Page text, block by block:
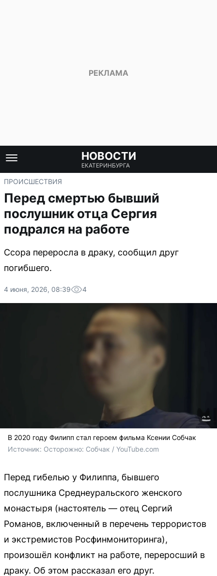
НОВОСТИ
ЕКАТЕРИНБУРГА
ПРОИСШЕСТВИЯ
Перед смертью бывший
послушник отца Сергия
подрался на работе
Ссора переросла в драку, сообщил друг
погибшего.
4 июня, 2026, 08:39 4
В 2020 году Филипп стал героем фильма Ксении Собчак
Источник: Осторожно: Собчак / YouTube.com
Перед гибелью у Филиппа, бывшего
послушника Среднеуральского женского
монастыря (настоятель — отец Сергий
Романов, включенный в перечень террористов
и экстремистов Росфинмониторинга),
произошёл конфликт на работе, переросший в
драку. Об этом рассказал его друг.